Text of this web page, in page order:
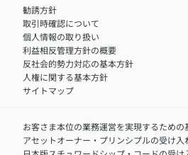
お客さまを金融犯罪からお守りするた
アクサグループについて
職）
中途採用：フィナンシャルプラン・
障害者採用
勧誘方針
取引時確認について
個人情報の取り扱い
利益相反管理方針の概要
反社会的勢力対応の基本方針
人権に関する基本方針
サイトマップ
お客さま本位の業務運営を実現するための
アセットオーナー・プリンシプルの受け入